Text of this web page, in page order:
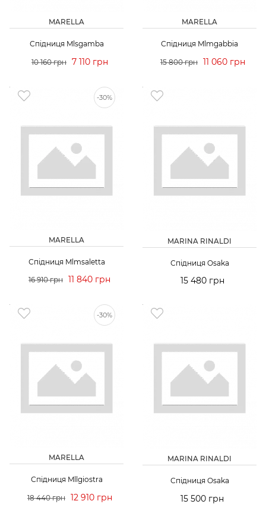
MARELLA
Спідниця Mlsgamba
10 160 грн 7 110 грн
MARELLA
Спідниця Mlmgabbia
15 800 грн 11 060 грн
-30%
MARELLA
Спідниця Mlmsaletta
16 910 грн 11 840 грн
MARINA RINALDI
Спідниця Osaka
15 480 грн
-30%
MARELLA
Спідниця Mllgiostra
18 440 грн 12 910 грн
MARINA RINALDI
Спідниця Osaka
15 500 грн